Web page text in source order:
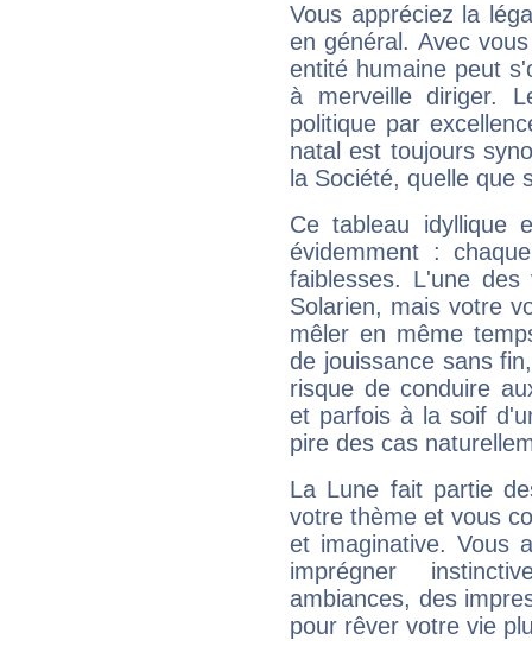
Vous appréciez la
en général. Avec
entité humaine peut
à merveille diriger.
politique par
natal est toujours
la Société, quelle que
Ce tableau idyllique
évidemment :
faiblesses. L'une
Solarien, mais votre
mêler en même
de jouissance sans
risque de conduire
et parfois à la soif
pire des cas
La Lune fait partie
votre thème et vous
et imaginative. Vous
imprégner
ambiances, des
pour rêver votre vie